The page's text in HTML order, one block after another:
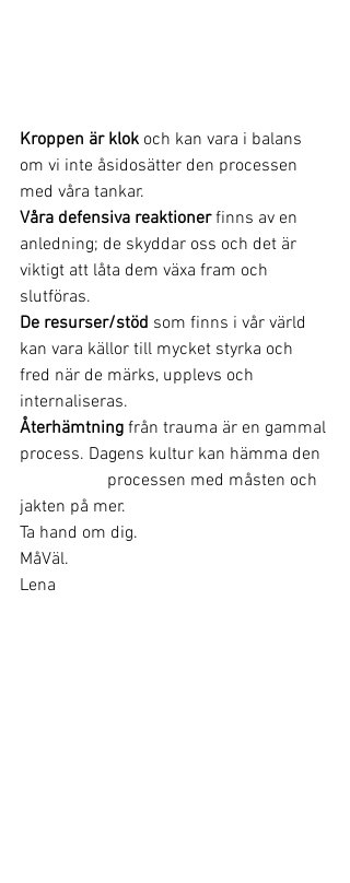
Kroppen är klok och kan vara i balans
om vi inte åsidosätter den processen
med våra tankar.
Våra defensiva reaktioner finns av en
anledning; de skyddar oss och det är
viktigt att låta dem växa fram och
slutföras.
De resurser/stöd som finns i vår värld
kan vara källor till mycket styrka och
fred när de märks, upplevs och
internaliseras.
Återhämtning från trauma är en gammal
process. Dagens kultur kan hämma den
jakten på mer.
Ta hand om dig.
MåVäl.
Lena